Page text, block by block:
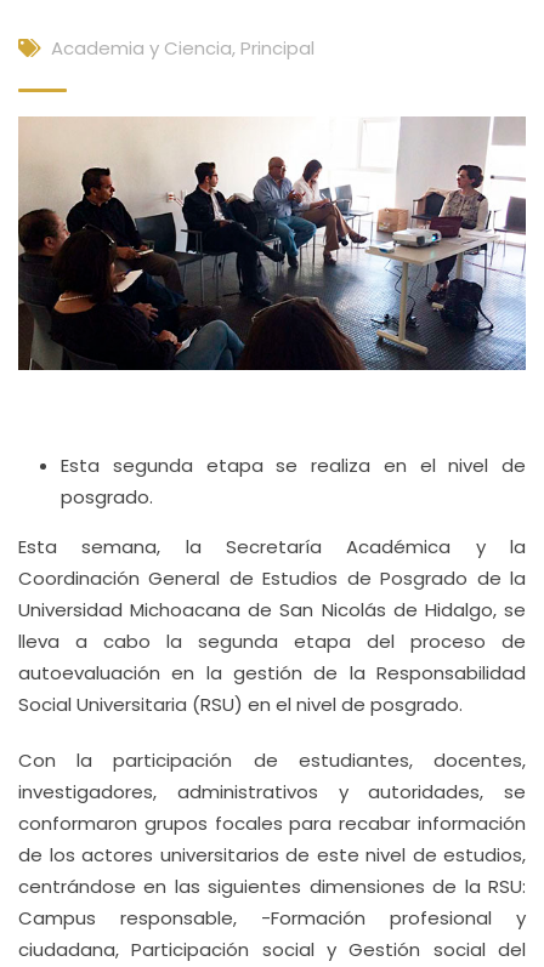
Academia y Ciencia, Principal
Esta segunda etapa se realiza en el nivel de
posgrado.
Esta semana, la Secretaría Académica y la
Coordinación General de Estudios de Posgrado de la
Universidad Michoacana de San Nicolás de Hidalgo, se
lleva a cabo la segunda etapa del proceso de
autoevaluación en la gestión de la Responsabilidad
Social Universitaria (RSU) en el nivel de posgrado.
Con la participación de estudiantes, docentes,
investigadores, administrativos y autoridades, se
conformaron grupos focales para recabar información
de los actores universitarios de este nivel de estudios,
centrándose en las siguientes dimensiones de la RSU:
Campus responsable, -Formación profesional y
ciudadana, Participación social y Gestión social del